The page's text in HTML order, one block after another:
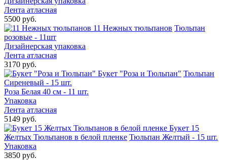
Лента атласная
5500 руб.
11 Нежных тюльпанов Тюльпан
розовые - 11шт
Дизайнерская упаковка
Лента атласная
3170 руб.
Букет "Роза и Тюльпан" Тюльпан
Сиреневый - 15 шт.
Роза Белая 40 см - 11 шт.
Упаковка
Лента атласная
5149 руб.
Букет 15
Желтых Тюльпанов в белой пленке Тюльпан Желтый - 15 шт.
Упаковка
3850 руб.